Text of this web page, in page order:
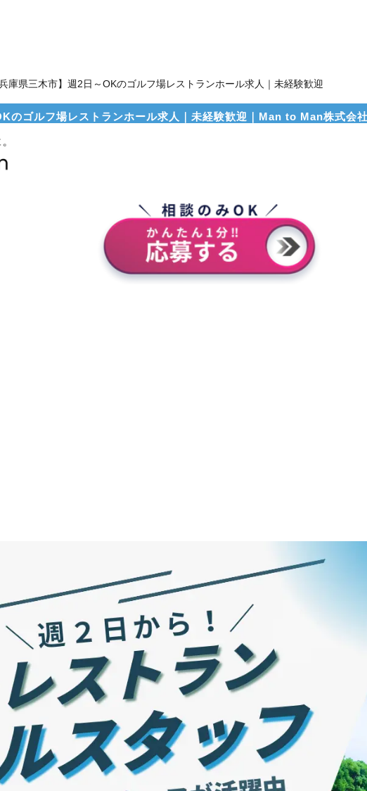
兵庫県三木市】週2日～OKのゴルフ場レストランホール求人｜未経験歓迎
のゴルフ場レストランホール求人｜未経験歓迎｜Man to Man株式会社